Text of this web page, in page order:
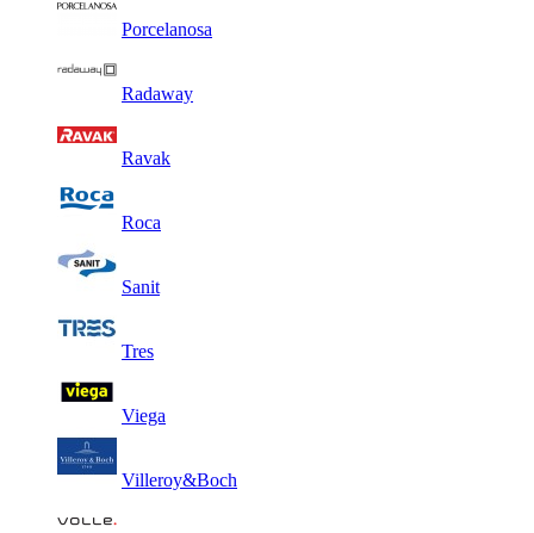
Porcelanosa
Radaway
Ravak
Roca
Sanit
Tres
Viega
Villeroy&Boch